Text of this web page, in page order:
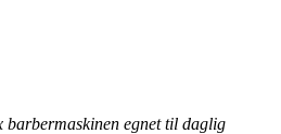
egnet til daglig